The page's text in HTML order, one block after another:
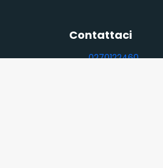
Contattaci
0270122460